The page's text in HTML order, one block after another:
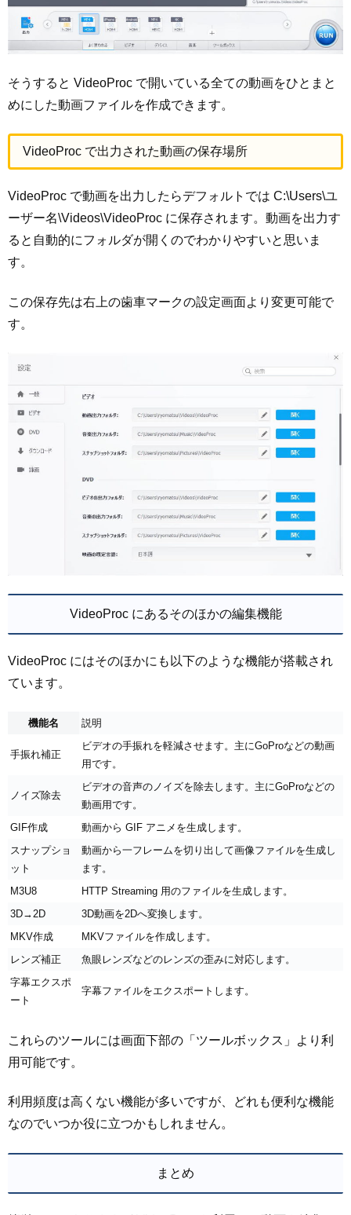
そうすると VideoProc で開いている全ての動画をひとまと
めにした動画ファイルを作成できます。
VideoProc で出力された動画の保存場所
VideoProc で動画を出力したらデフォルトでは C:\Users\ユ
ーザー名\Videos\VideoProc に保存されます。動画を出力す
ると自動的にフォルダが開くのでわかりやすいと思いま
す。
この保存先は右上の歯車マークの設定画面より変更可能で
す。
VideoProc にあるそのほかの編集機能
VideoProc にはそのほかにも以下のような機能が搭載され
ています。
機能名 説明
手振れ補正
ビデオの手振れを軽減させます。主にGoProなどの動画
用です。
ノイズ除去
ビデオの音声のノイズを除去します。主にGoProなどの
動画用です。
GIF作成
動画から GIF アニメを生成します。
スナップショ
ット
動画から一フレームを切り出して画像ファイルを生成し
ます。
M3U8
HTTP Streaming 用のファイルを生成します。
3D→2D
3D動画を2Dへ変換します。
MKV作成
MKVファイルを作成します。
レンズ補正
魚眼レンズなどのレンズの歪みに対応します。
字幕エクスポ
ート
字幕ファイルをエクスポートします。
これらのツールには画面下部の「ツールボックス」より利
用可能です。
利用頻度は高くない機能が多いですが、どれも便利な機能
なのでいつか役に立つかもしれません。
まとめ